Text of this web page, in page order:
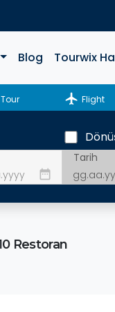
Blog Tourwix
Tour flight Flight
date_range
Tarih
Restoran